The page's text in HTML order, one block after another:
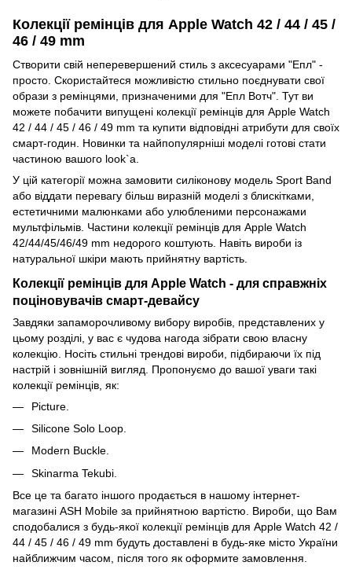
Колекції ремінців для Apple Watch 42 / 44 / 45 /
46 / 49 mm
Створити свій неперевершений стиль з аксесуарами "Епл" -
просто. Скористайтеся можливістю стильно поєднувати свої
образи з ремінцями, призначеними для "Епл Вотч". Тут ви
можете побачити випущені колекції ремінців для Apple Watch
42 / 44 / 45 / 46 / 49 mm та купити відповідні атрибути для своїх
смарт-годин. Новинки та найпопулярніші моделі готові стати
частиною вашого look`а.
У цій категорії можна замовити силіконову модель Sport Band
або віддати перевагу більш виразній моделі з блискітками,
естетичними малюнками або улюбленими персонажами
мультфільмів. Частини колекції ремінців для Apple Watch
42/44/45/46/49 mm недорого коштують. Навіть вироби із
натуральної шкіри мають прийнятну вартість.
Колекції ремінців для Apple Watch - для справжніх
поціновувачів смарт-девайсу
Завдяки запаморочливому вибору виробів, представлених у
цьому розділі, у вас є чудова нагода зібрати свою власну
колекцію. Носіть стильні трендові вироби, підбираючи їх під
настрій і зовнішній вигляд. Пропонуємо до вашої уваги такі
колекції ремінців, як:
Picture.
Silicone Solo Loop.
Modern Buckle.
Skinarma Tekubi.
Все це та багато іншого продається в нашому інтернет-
магазині ASH Mobile за прийнятною вартістю. Вироби, що Вам
сподобалися з будь-якої колекції ремінців для Apple Watch 42 /
44 / 45 / 46 / 49 mm будуть доставлені в будь-яке місто України
найближчим часом, після того як оформите замовлення.